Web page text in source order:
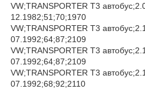
VW;TRANSPORTER T3
12.1982;51;70;1970
VW;TRANSPORTER T3
07.1992;64;87;2109
VW;TRANSPORTER T3
07.1992;64;87;2109
VW;TRANSPORTER T3
07.1992;68;92;2110